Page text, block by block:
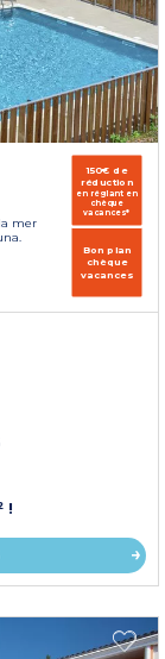
mer
150€ de
réduction
en réglant en
chèque
vacances*
Bon plan
chèque
vacances
!